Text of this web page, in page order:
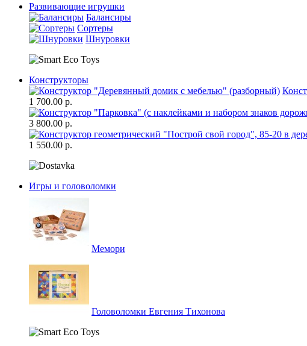
Развивающие игрушки
Балансиры
Сортеры
Шнуровки
Конструкторы
1 700.00 р.
3 800.00 р.
1 550.00 р.
Игры и головоломки
Мемори
Головоломки Евгения Тихонова